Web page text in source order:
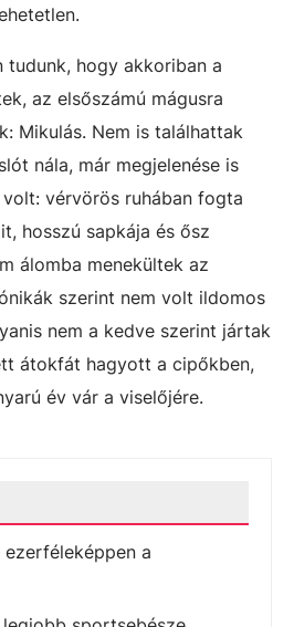
hogy akkoriban a
az elsőszámú mágusra
Mikulás. Nem is találhattak
nála, már megjelenése is
vérvörös ruhában fogta
hosszú sapkája és ősz
álomba menekültek az
szerint nem volt ildomos
nem a kedve szerint jártak
átokfát hagyott a cipőkben,
év vár a viselőjére.
a